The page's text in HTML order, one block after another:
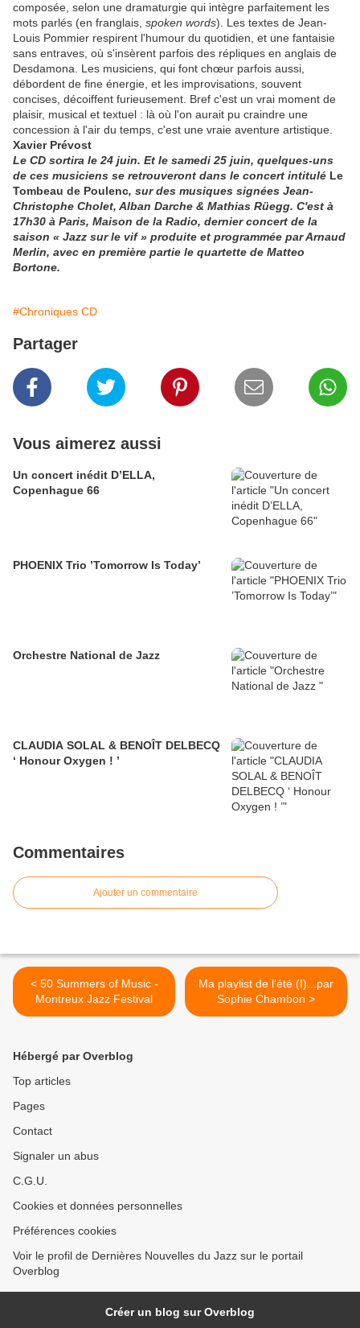
composée, selon une dramaturgie qui intègre parfaitement les
mots parlés (en franglais, spoken words). Les textes de Jean-
Louis Pommier respirent l'humour du quotidien, et une fantaisie
sans entraves, où s'insèrent parfois des répliques en anglais de
Desdamona. Les musiciens, qui font chœur parfois aussi,
débordent de fine énergie, et les improvisations, souvent
concises, décoiffent furieusement. Bref c'est un vrai moment de
plaisir, musical et textuel : là où l'on aurait pu craindre une
concession à l'air du temps, c'est une vraie aventure artistique.
Xavier Prévost
Le CD sortira le 24 juin. Et le samedi 25 juin, quelques-uns
de ces musiciens se retrouveront dans le concert intitulé Le
Tombeau de Poulenc, sur des musiques signées Jean-
Christophe Cholet, Alban Darche & Mathias Rüegg. C'est à
17h30 à Paris, Maison de la Radio, dernier concert de la
saison « Jazz sur le vif » produite et programmée par Arnaud
Merlin, avec en première partie le quartette de Matteo
Bortone.
#Chroniques CD
Partager
Vous aimerez aussi
Un concert inédit D’ELLA,
Copenhague 66
PHOENIX Trio ’Tomorrow Is Today’
Orchestre National de Jazz
CLAUDIA SOLAL & BENOÎT DELBECQ
‘ Honour Oxygen ! ’
Commentaires
Ajouter un commentaire
< 50 Summers of Music -
Montreux Jazz Festival
Ma playlist de l’été (I)...par
Sophie Chambon >
Hébergé par Overblog
Top articles
Pages
Contact
Signaler un abus
C.G.U.
Cookies et données personnelles
Préférences cookies
Voir le profil de Dernières Nouvelles du Jazz sur le portail
Overblog
Créer un blog sur Overblog